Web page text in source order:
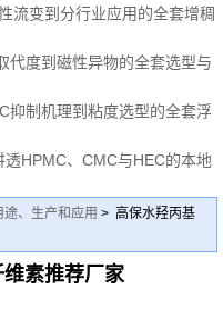
流变到分行业应用的全套增稠
代度到磁性异物的全套选型与
抑制机理到粘度选型的全套浮
HPMC、CMC与HEC的本地
、生产和应用 > 高保水羟丙基
素推荐厂家